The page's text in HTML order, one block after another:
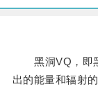
黑洞VQ，即黑
出的能量和辐射的